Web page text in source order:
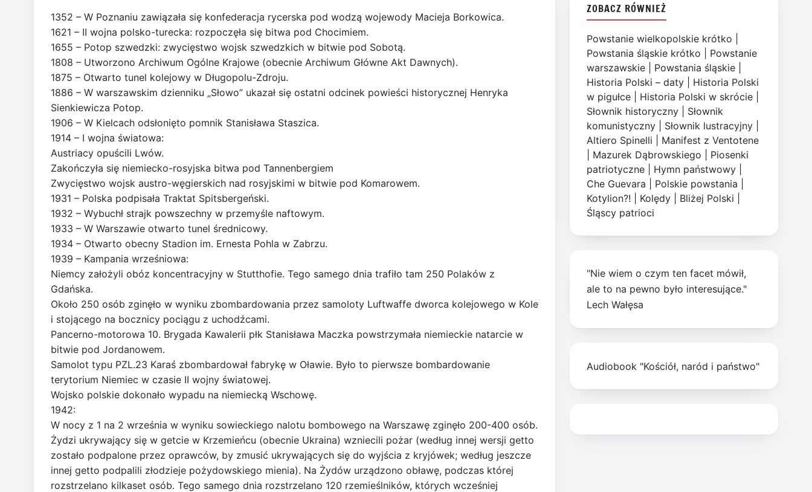
1352 – W Poznaniu zawiązała się konfederacja rycerska pod wodzą wojewody Macieja Borkowica.
1621 – II wojna polsko-turecka: rozpoczęła się bitwa pod Chocimiem.
1655 – Potop szwedzki: zwycięstwo wojsk szwedzkich w bitwie pod Sobotą.
1808 – Utworzono Archiwum Ogólne Krajowe (obecnie Archiwum Główne Akt Dawnych).
1875 – Otwarto tunel kolejowy w Długopolu-Zdroju.
1886 – W warszawskim dzienniku „Słowo” ukazał się ostatni odcinek powieści historycznej Henryka
Sienkiewicza Potop.
1906 – W Kielcach odsłonięto pomnik Stanisława Staszica.
1914 – I wojna światowa:
Austriacy opuścili Lwów.
Zakończyła się niemiecko-rosyjska bitwa pod Tannenbergiem
Zwycięstwo wojsk austro-węgierskich nad rosyjskimi w bitwie pod Komarowem.
1931 – Polska podpisała Traktat Spitsbergeński.
1932 – Wybuchł strajk powszechny w przemyśle naftowym.
1933 – W Warszawie otwarto tunel średnicowy.
1934 – Otwarto obecny Stadion im. Ernesta Pohla w Zabrzu.
1939 – Kampania wrześniowa:
Niemcy założyli obóz koncentracyjny w Stutthofie. Tego samego dnia trafiło tam 250 Polaków z
Gdańska.
Około 250 osób zginęło w wyniku zbombardowania przez samoloty Luftwaffe dworca kolejowego w Kole
i stojącego na bocznicy pociągu z uchodźcami.
Pancerno-motorowa 10. Brygada Kawalerii płk Stanisława Maczka powstrzymała niemieckie natarcie w
bitwie pod Jordanowem.
Samolot typu PZL.23 Karaś zbombardował fabrykę w Oławie. Było to pierwsze bombardowanie
terytorium Niemiec w czasie II wojny światowej.
Wojsko polskie dokonało wypadu na niemiecką Wschowę.
1942:
W nocy z 1 na 2 września w wyniku sowieckiego nalotu bombowego na Warszawę zginęło 200-400 osób.
Żydzi ukrywający się w getcie w Krzemieńcu (obecnie Ukraina) wzniecili pożar (według innej wersji getto
zostało podpalone przez oprawców, by zmusić ukrywających się do wyjścia z kryjówek; według jeszcze
innej getto podpalili złodzieje pożydowskiego mienia). Na Żydów urządzono obławę, podczas której
rozstrzelano kilkaset osób. Tego samego dnia rozstrzelano 120 rzemieślników, których wcześniej
ZOBACZ RÓWNIEŻ
Powstanie wielkopolskie krótko
Powstania śląskie krótko
Powstanie
warszawskie
Powstania śląskie
Historia Polski – daty
Historia Polski
w pigułce
Historia Polski w skrócie
Słownik historyczny
Słownik
komunistyczny
Słownik lustracyjny
Altiero Spinelli
Manifest z Ventotene
Mazurek Dąbrowskiego
Piosenki
patriotyczne
Hymn państwowy
Che Guevara
Polskie powstania
Kotylion?!
Kolędy Bliżej Polski
Śląscy patrioci
"Nie wiem o czym ten facet mówił,
ale to na pewno było interesujące."
Lech Wałęsa
Audiobook "Kościół, naród i państwo"